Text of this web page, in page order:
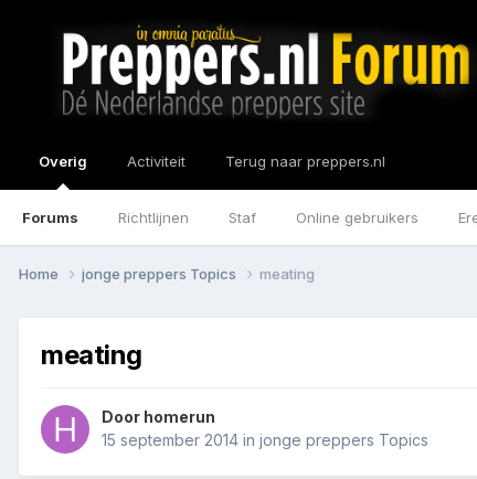
Overig
Forums Richtlijnen Staf Online gebruikers
Activiteit Terug naar preppers.nl
Home jonge preppers Topics meating
meating
Door homerun
15 september 2014 in jonge preppers Topics